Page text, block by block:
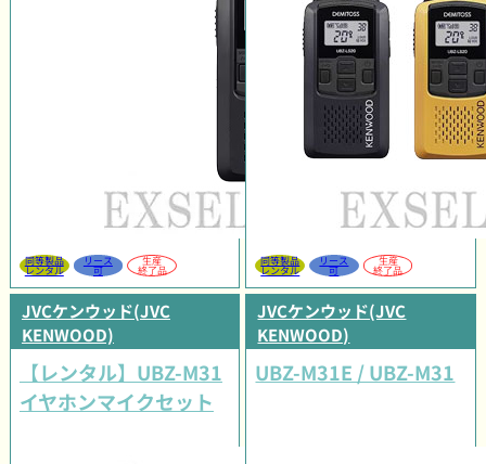
同等製品
レンタル
リース
可
生産
終了品
同等製品
レンタル
リース
可
生産
終了品
JVCケンウッド(JVC
KENWOOD)
【レンタル】UBZ-M31
イヤホンマイクセット
JVCケンウッド(JVC
KENWOOD)
UBZ-M31E / UBZ-M31